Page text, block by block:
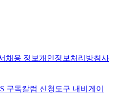
채용 정보개인정보처리방침사
구독칼럼 신청 도구 내비게이